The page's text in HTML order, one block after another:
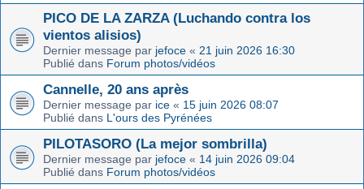
PICO DE LA ZARZA (Luchando contra los
vientos alisios)
Dernier message par jefoce « 21 juin 2026 16:30
Publié dans Forum photos/vidéos
Cannelle, 20 ans après
Dernier message par ice « 15 juin 2026 08:07
Publié dans L'ours des Pyrénées
PILOTASORO (La mejor sombrilla)
Dernier message par jefoce « 14 juin 2026 09:04
Publié dans Forum photos/vidéos